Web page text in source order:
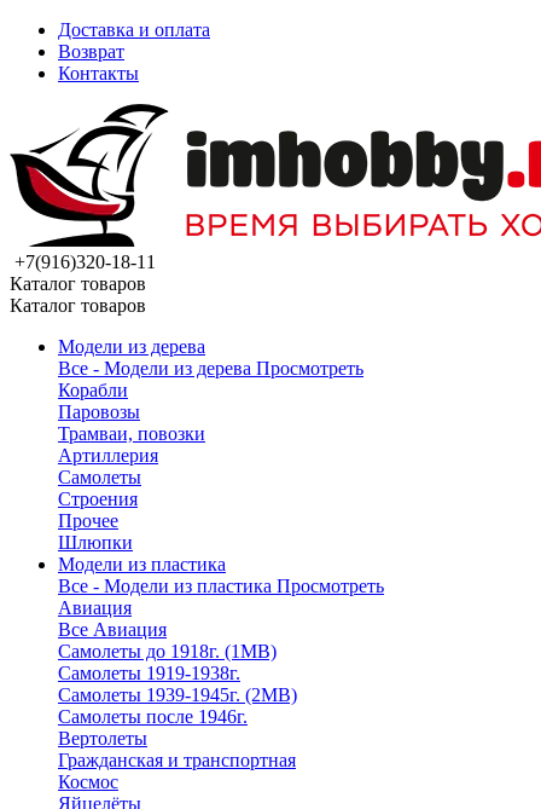
Доставка и оплата
Возврат
Контакты
+7(916)320-18-11
Каталог товаров
Каталог товаров
Модели из дерева
Все - Модели из дерева Просмотреть
Корабли
Паровозы
Трамваи, повозки
Артиллерия
Самолеты
Строения
Прочее
Шлюпки
Модели из пластика
Все - Модели из пластика Просмотреть
Авиация
Все Авиация
Самолеты до 1918г. (1МВ)
Самолеты 1919-1938г.
Самолеты 1939-1945г. (2МВ)
Самолеты после 1946г.
Вертолеты
Гражданская и транспортная
Космос
Яйцелёты